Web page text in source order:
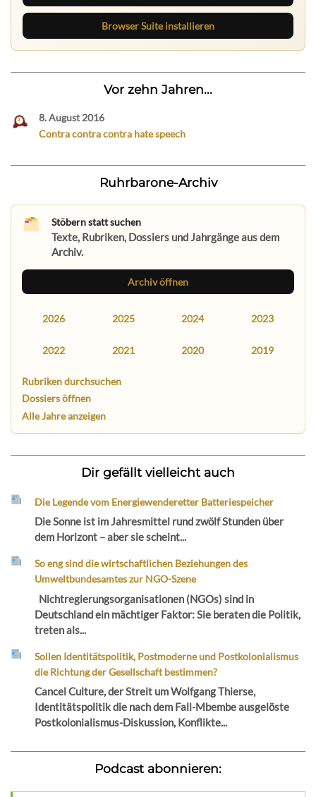
Browser Suite installieren
Vor zehn Jahren...
8. August 2016
Contra contra contra hate speech
Ruhrbarone-Archiv
Stöbern statt suchen
Texte, Rubriken, Dossiers und Jahrgänge aus dem
Archiv.
Archiv öffnen
2026 2025 2024 2023
2022 2021 2020 2019
Rubriken durchsuchen
Dossiers öffnen
Alle Jahre anzeigen
Dir gefällt vielleicht auch
Die Legende vom Energiewenderetter Batteriespeicher
Die Sonne ist im Jahresmittel rund zwölf Stunden über
dem Horizont – aber sie scheint...
So eng sind die wirtschaftlichen Beziehungen des
Umweltbundesamtes zur NGO-Szene
Nichtregierungsorganisationen (NGOs) sind in
Deutschland ein mächtiger Faktor: Sie beraten die Politik,
treten als...
Sollen Identitätspolitik, Postmoderne und Postkolonialismus
die Richtung der Gesellschaft bestimmen?
Cancel Culture, der Streit um Wolfgang Thierse,
Identitätspolitik die nach dem Fall-Mbembe ausgelöste
Postkolonialismus-Diskussion, Konflikte...
Podcast abonnieren: